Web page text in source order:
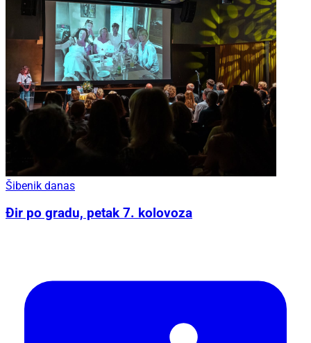
Šibenik danas
Đir po gradu, petak 7. kolovoza